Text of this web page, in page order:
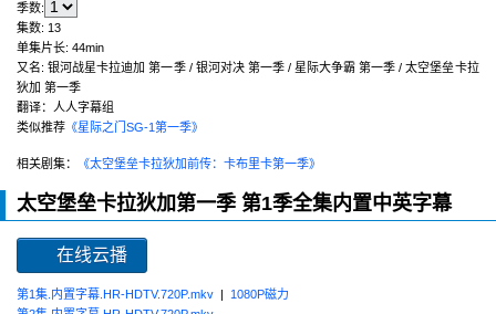
季数:
集数: 13
单集片长: 44min
又名: 银河战星卡拉迪加 第一季 / 银河对决 第一季 / 星际大争霸 第一季 / 太空堡垒卡拉
狄加 第一季
翻译：人人字幕组
类似推荐 《星际之门SG-1第一季》
相关剧集： 《太空堡垒卡拉狄加前传：卡布里卡第一季》
太空堡垒卡拉狄加第一季 第1季全集内置中英字幕
在线云播
第1集.内置字幕.HR-HDTV.720P.mkv | 1080P磁力